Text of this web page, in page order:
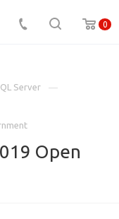
0
Server
Open